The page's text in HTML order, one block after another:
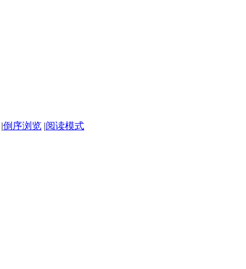
|倒序浏览 |阅读模式